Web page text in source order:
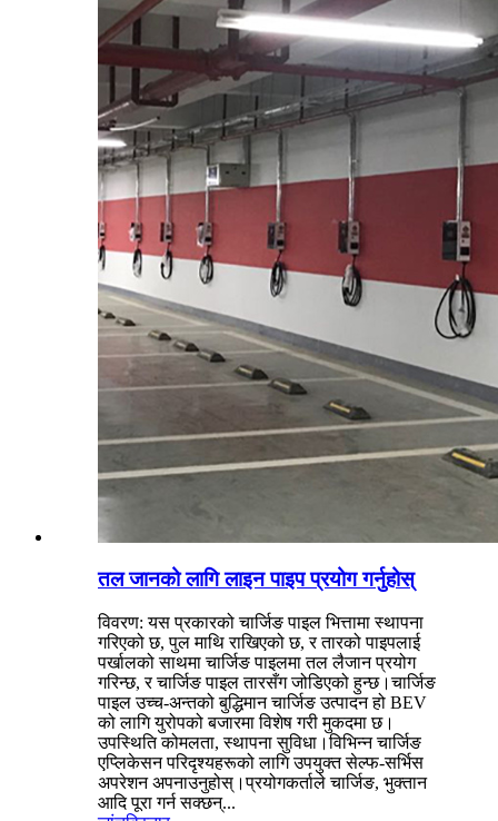
तल जानको लागि लाइन पाइप प्रयोग गर्नुहोस्
विवरण: यस प्रकारको चार्जिङ पाइल भित्तामा स्थापना
गरिएको छ, पुल माथि राखिएको छ, र तारको पाइपलाई
पर्खालको साथमा चार्जिङ पाइलमा तल लैजान प्रयोग
गरिन्छ, र चार्जिङ पाइल तारसँग जोडिएको हुन्छ।चार्जिङ
पाइल उच्च-अन्तको बुद्धिमान चार्जिङ उत्पादन हो BEV
को लागि युरोपको बजारमा विशेष गरी मुकदमा छ।
उपस्थिति कोमलता, स्थापना सुविधा।विभिन्न चार्जिङ
एप्लिकेसन परिदृश्यहरूको लागि उपयुक्त सेल्फ-सर्भिस
अपरेशन अपनाउनुहोस्।प्रयोगकर्ताले चार्जिङ, भुक्तान
आदि पूरा गर्न सक्छन्...